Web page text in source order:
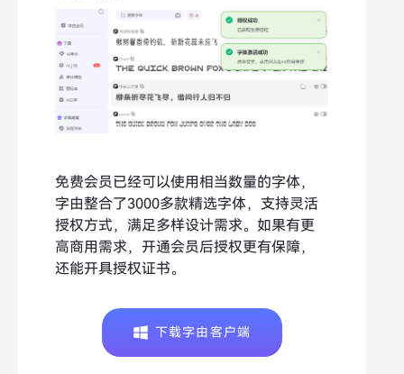
免费会员已经可以使用相当数量的字体，
字由整合了3000多款精选字体，支持灵活
授权方式，满足多样设计需求。如果有更
高商用需求，开通会员后授权更有保障，
还能开具授权证书。
下载字由客户端